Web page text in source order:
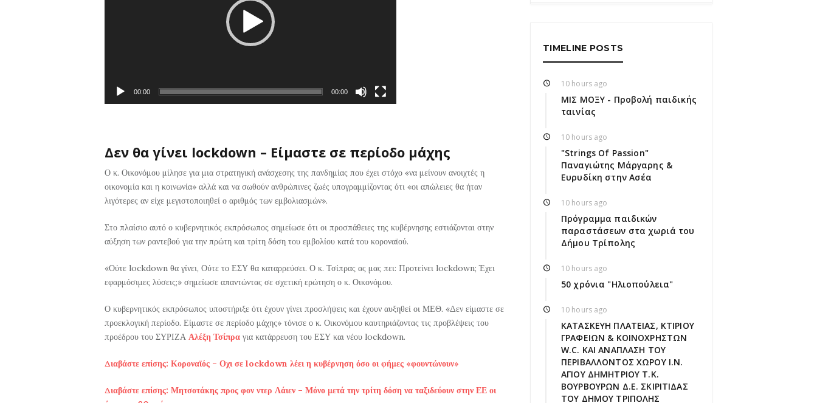
00:00 00:00
Δεν θα γίνει lockdown – Είμαστε σε περίοδο μάχης
Ο κ. Οικονόμου μίλησε για μια στρατηγική ανάσχεσης της πανδημίας που έχει στόχο «να μείνουν ανοιχτές η
οικονομία και η κοινωνία» αλλά και να σωθούν ανθρώπινες ζωές υπογραμμίζοντας ότι «οι απώλειες θα ήταν
λιγότερες αν είχε μεγιστοποιηθεί ο αριθμός των εμβολιασμών».
Στο πλαίσιο αυτό ο κυβερνητικός εκπρόσωπος σημείωσε ότι οι προσπάθειες της κυβέρνησης εστιάζονται στην
αύξηση των ραντεβού για την πρώτη και τρίτη δόση του εμβολίου κατά του κοροναϊού.
«Ούτε lockdown θα γίνει, Ούτε το ΕΣΥ θα καταρρεύσει. Ο κ. Τσίπρας ας μας πει: Προτείνει lockdown; Έχει
εφαρμόσιμες λύσεις;» σημείωσε απαντώντας σε σχετική ερώτηση ο κ. Οικονόμου.
Ο κυβερνητικός εκπρόσωπος υποστήριξε ότι έχουν γίνει προσλήψεις και έχουν αυξηθεί οι ΜΕΘ. «Δεν είμαστε σε
προεκλογική περίοδο. Είμαστε σε περίοδο μάχης» τόνισε ο κ. Οικονόμου καυτηριάζοντας τις προβλέψεις του
προέδρου του ΣΥΡΙΖΑ Αλέξη Τσίπρα για κατάρρευση του ΕΣΥ και νέου lockdown.
Διαβάστε επίσης: Κοροναϊός – Οχι σε lockdown λέει η κυβέρνηση όσο οι φήμες «φουντώνουν»
Διαβάστε επίσης: Μητσοτάκης προς φον ντερ Λάιεν – Μόνο μετά την τρίτη δόση να ταξιδεύουν στην ΕΕ οι
TIMELINE POSTS
10 hours ago
ΜΙΣ ΜΟΞΥ - Προβολή παιδικής
ταινίας
10 hours ago
"Strings Of Passion"
Παναγιώτης Μάργαρης &
Ευρυδίκη στην Ασέα
10 hours ago
Πρόγραμμα παιδικών
παραστάσεων στα χωριά του
Δήμου Τρίπολης
10 hours ago
50 χρόνια "Ηλιοπούλεια"
10 hours ago
ΚΑΤΑΣΚΕΥΗ ΠΛΑΤΕΙΑΣ, ΚΤΙΡΙΟΥ
ΓΡΑΦΕΙΩΝ & ΚΟΙΝΟΧΡΗΣΤΩΝ
W.C. ΚΑΙ ΑΝΑΠΛΑΣΗ ΤΟΥ
ΠΕΡΙΒΑΛΛΟΝΤΟΣ ΧΩΡΟΥ Ι.Ν.
ΑΓΙΟΥ ΔΗΜΗΤΡΙΟΥ Τ.Κ.
ΒΟΥΡΒΟΥΡΩΝ Δ.Ε. ΣΚΙΡΙΤΙΔΑΣ
ΤΟΥ ΔΗΜΟΥ ΤΡΙΠΟΛΗΣ